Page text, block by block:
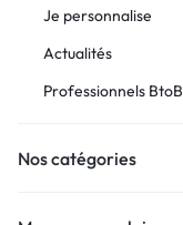
Je personnalise
Actualités
Professionnels BtoB
Nos catégories